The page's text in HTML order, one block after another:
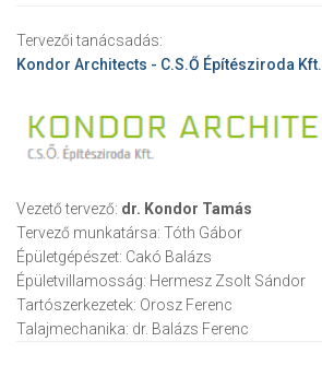
Tervezői tanácsadás:
Kondor Architects - C.S.Ő Építésziroda Kft.
Vezető tervező: dr. Kondor Tamás
Tervező munkatársa: Tóth Gábor
Épületgépészet: Cakó Balázs
Épületvillamosság: Hermesz Zsolt Sándor
Tartószerkezetek: Orosz Ferenc
Talajmechanika: dr. Balázs Ferenc